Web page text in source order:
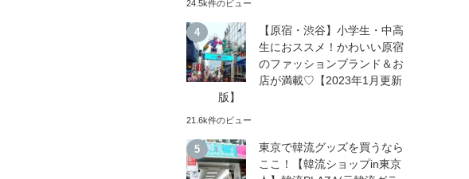
24.5k件のビュー
【原宿・渋谷】小学生・中高
生におススメ！かわいい原宿
のファッションブランド＆お
店が満載♡【2023年1月更新
版】
21.6k件のビュー
東京で韓流グッズを買うなら
ここ！【韓流ショップin東京